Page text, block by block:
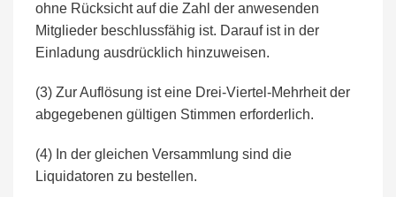
ohne Rücksicht auf die Zahl der anwesenden
Mitglieder beschlussfähig ist. Darauf ist in der
Einladung ausdrücklich hinzuweisen.
(3) Zur Auflösung ist eine Drei-Viertel-Mehrheit der
abgegebenen gültigen Stimmen erforderlich.
(4) In der gleichen Versammlung sind die
Liquidatoren zu bestellen.